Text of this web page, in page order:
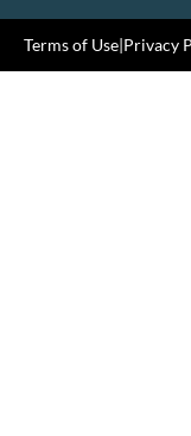
Terms of Use|Privacy